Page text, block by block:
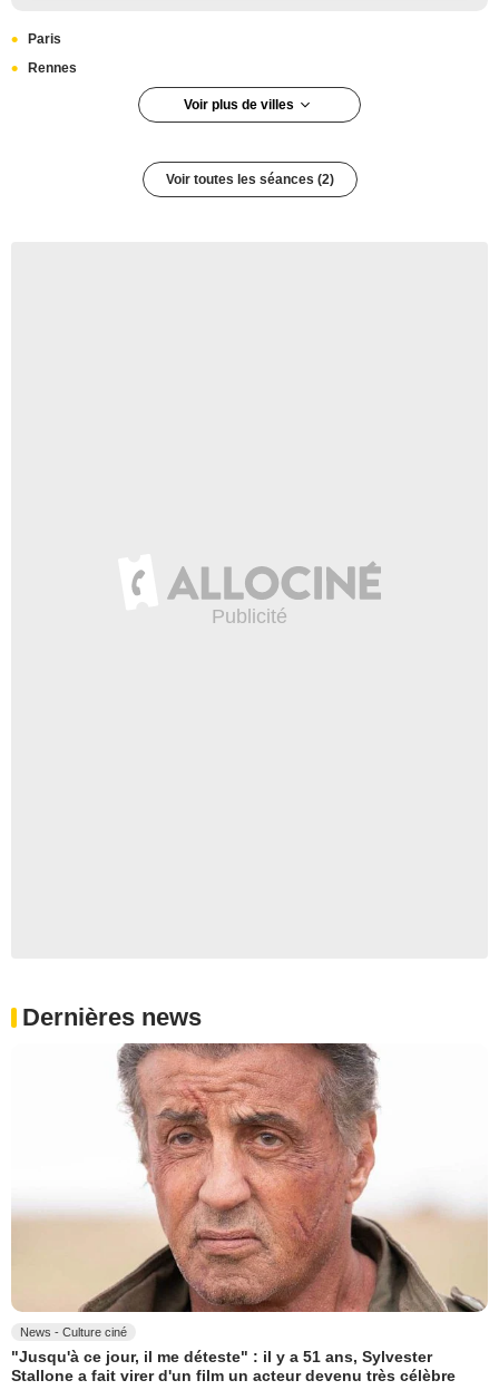
Paris
Rennes
Voir plus de villes
Paris 5e arrondissement
Voir toutes les séances (2)
Dernières news
News - Culture ciné
"Jusqu'à ce jour, il me déteste" : il y a 51 ans, Sylvester
Stallone a fait virer d'un film un acteur devenu très célèbre